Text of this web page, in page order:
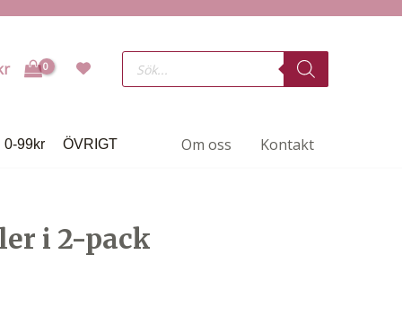
Products
search
0-99kr ÖVRIGT Om oss Kontakt
i 2-pack